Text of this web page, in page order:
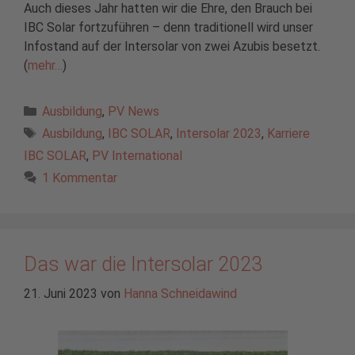
Auch dieses Jahr hatten wir die Ehre, den Brauch bei
IBC Solar fortzuführen – denn traditionell wird unser
Infostand auf der Intersolar von zwei Azubis besetzt.
(mehr…)
Kategorien
Ausbildung, PV News
Schlagwörter
Ausbildung, IBC SOLAR, Intersolar 2023, Karriere
IBC SOLAR, PV International
1 Kommentar
Das war die Intersolar 2023
21. Juni 2023 von Hanna Schneidawind